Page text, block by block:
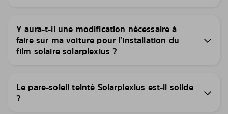
Y aura-t-il une modification nécessaire à
faire sur ma voiture pour l’installation du
film solaire solarplexius ?
Le pare-soleil teinté Solarplexius est-il solide
?